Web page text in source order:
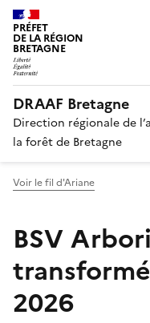
PRÉFET
DE LA RÉGION
BRETAGNE
DRAAF Bretagne
Direction régionale de
la forêt de Bretagne
Voir le fil d'Ariane
BSV
2026